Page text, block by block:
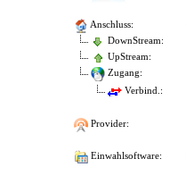
Anschluss:
DownStream:
UpStream:
Zugang:
Verbind.:
Provider:
Einwahlsoftware: